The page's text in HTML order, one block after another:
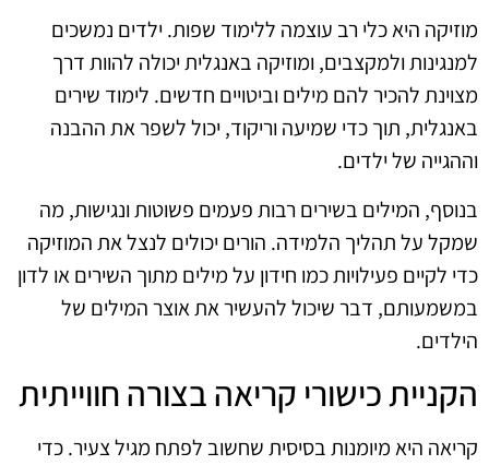
מוזיקה היא כלי רב עוצמה ללימוד שפות. ילדים נמשכים
למנגינות ולמקצבים, ומוזיקה באנגלית יכולה להוות דרך
מצוינת להכיר להם מילים וביטויים חדשים. לימוד שירים
באנגלית, תוך כדי שמיעה וריקוד, יכול לשפר את ההבנה
וההגייה של ילדים.
בנוסף, המילים בשירים רבות פעמים פשוטות ונגישות, מה
שמקל על תהליך הלמידה. הורים יכולים לנצל את המוזיקה
כדי לקיים פעילויות כמו חידון על מילים מתוך השירים או לדון
במשמעותם, דבר שיכול להעשיר את אוצר המילים של
הילדים.
הקניית כישורי קריאה בצורה חווייתית
קריאה היא מיומנות בסיסית שחשוב לפתח מגיל צעיר. כדי